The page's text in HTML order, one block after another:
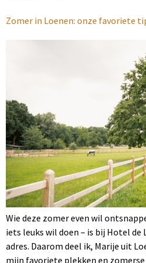
Zomer in Loenen: onze favoriete
Wie deze zomer even wil
iets leuks wil doen – is bij Hotel
adres. Daarom deel ik, Marije uit
mijn favoriete plekken en zomerse